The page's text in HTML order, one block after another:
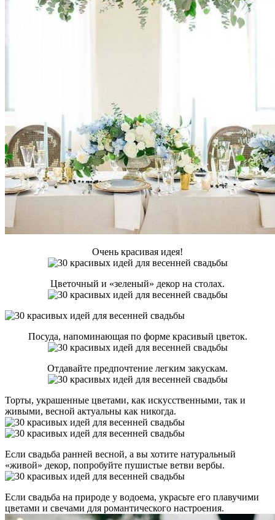
Очень красивая идея!
Цветочный и «зеленый» декор на столах.
Посуда, напоминающая по форме красивый цветок.
Отдавайте предпочтение легким закускам.
Торты, украшенные цветами, как искусственными, так и
живыми, весной актуальны как никогда.
Если свадьба ранней весной, а вы хотите натуральный
«живой» декор, попробуйте пушистые ветви вербы.
Если свадьба на природе у водоема, украсьте его плавучими
цветами и свечами для романтического настроения.